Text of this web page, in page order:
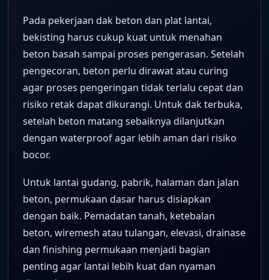
Pada pekerjaan dak beton dan plat lantai,
bekisting harus cukup kuat untuk menahan
beton basah sampai proses pengerasan. Setelah
pengecoran, beton perlu dirawat atau curing
agar proses pengeringan tidak terlalu cepat dan
risiko retak dapat dikurangi. Untuk dak terbuka,
setelah beton matang sebaiknya dilanjutkan
dengan waterproof agar lebih aman dari risiko
bocor.
Untuk lantai gudang, pabrik, halaman dan jalan
beton, permukaan dasar harus disiapkan
dengan baik. Pemadatan tanah, ketebalan
beton, wiremesh atau tulangan, elevasi, drainase
dan finishing permukaan menjadi bagian
penting agar lantai lebih kuat dan nyaman